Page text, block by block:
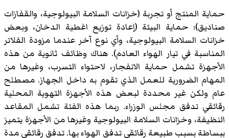
حماية المنتج أو تجربة (خزانات السلامة البيولوجية، والقفازات
صناديق)؛ حماية البيئة (إعادة توزيع اغطية الدخان، وبعض
خزانات السلامة البيولوجية، وأي نوع آخر عندما مزودة الفلاتر
المناسبة في تيار الهواء العادم). هناك وظائف ثانوية من هذه
الأجهزة تشمل حماية الانفجار، لاحتواء التسرب، وغيرها من
المهام الضرورية للعمل الذي تقوم به داخل الجهاز. مصطلح
عام ولكن غير محددة لبعض هذه الأجهزة التهوية المحلية
رقائقي تدفق مجلس الوزراء. ربما هذه الفئة تشمل المقاعد
النظيفة، وخزانات السلامة البيولوجية وغيرها من الأجهزة يتميز
ببساطة بسبب طبيعة رقائقي تدفق الهواء بها. تدفق رقائقي مدة